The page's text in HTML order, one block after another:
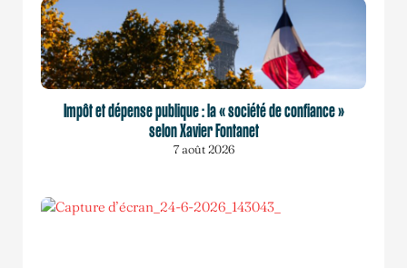
Impôt et dépense publique : la « société de confiance »
selon Xavier Fontanet
7 août 2026